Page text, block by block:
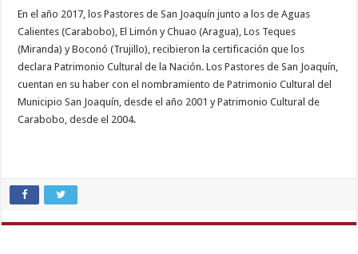
En el año 2017, los Pastores de San Joaquín junto a los de Aguas
Calientes (Carabobo), El Limón y Chuao (Aragua), Los Teques
(Miranda) y Boconó (Trujillo), recibieron la certificación que los
declara Patrimonio Cultural de la Nación. Los Pastores de San Joaquín,
cuentan en su haber con el nombramiento de Patrimonio Cultural del
Municipio San Joaquín, desde el año 2001 y Patrimonio Cultural de
Carabobo, desde el 2004.
xxx
video
download,